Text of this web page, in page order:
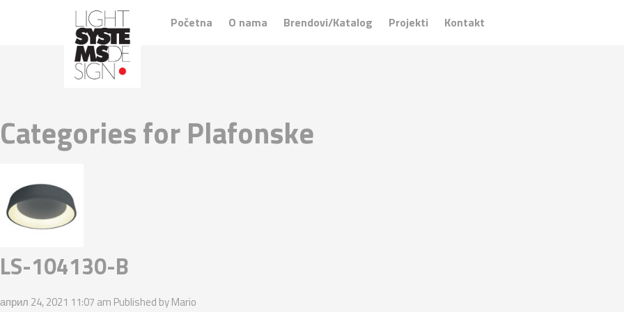
Početna O nama Brendovi/Katalog Projekti Kontakt
Categories for Plafonske
LS-104130-B
април 24, 2021 11:07 am Published byMario